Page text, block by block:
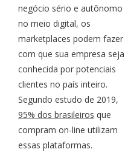
negócio sério e autônomo
no meio digital, os
marketplaces podem fazer
com que sua empresa seja
conhecida por potenciais
clientes no país inteiro.
Segundo estudo de 2019,
95% dos brasileiros que
compram on-line utilizam
essas plataformas.